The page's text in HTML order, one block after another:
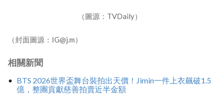
（圖源：TVDaily）
（封面圖源：IG@j.m）
相關新聞
BTS 2026世界盃舞台裝拍出天價！Jimin一件上衣飆破1.5
億，整團貢獻慈善拍賣近半金額